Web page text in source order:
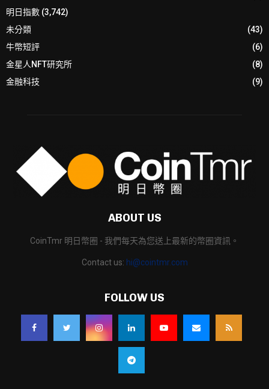
明日指數 (3,742)
未分類
(43)
牛幣短評
(6)
金星人NFT研究所
(8)
金融科技
(9)
ABOUT US
CoinTmr 明日幣圈 - 我們每天為您送上最新的幣圈資訊。
Contact us: hi@cointmr.com
FOLLOW US